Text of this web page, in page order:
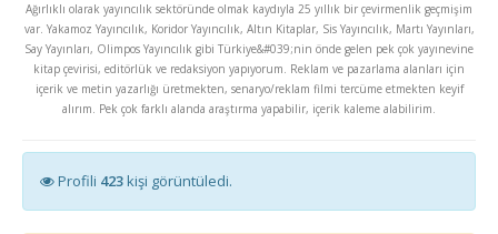
Ağırlıklı olarak yayıncılık sektöründe olmak kaydıyla 25 yıllık bir çevirmenlik geçmişim
var. Yakamoz Yayıncılık, Koridor Yayıncılık, Altın Kitaplar, Sis Yayıncılık, Martı Yayınları,
Say Yayınları, Olimpos Yayıncılık gibi Türkiye&#039;nin önde gelen pek çok yayınevine
kitap çevirisi, editörlük ve redaksiyon yapıyorum. Reklam ve pazarlama alanları için
içerik ve metin yazarlığı üretmekten, senaryo/reklam filmi tercüme etmekten keyif
alırım. Pek çok farklı alanda araştırma yapabilir, içerik kaleme alabilirim.
Profili 423kişi görüntüledi.